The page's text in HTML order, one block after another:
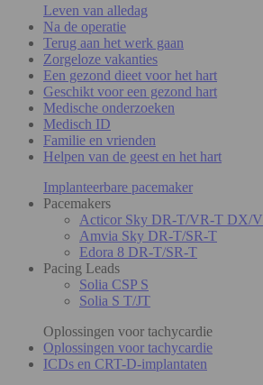
Leven van alledag
Na de operatie
Terug aan het werk gaan
Zorgeloze vakanties
Een gezond dieet voor het hart
Geschikt voor een gezond hart
Medische onderzoeken
Medisch ID
Familie en vrienden
Helpen van de geest en het hart
Implanteerbare pacemaker
Pacemakers
Acticor Sky DR-T/VR-T DX/
Amvia Sky DR-T/SR-T
Edora 8 DR-T/SR-T
Pacing Leads
Solia CSP S
Solia S T/JT
Oplossingen voor tachycardie
Oplossingen voor tachycardie
ICDs en CRT-D-implantaten